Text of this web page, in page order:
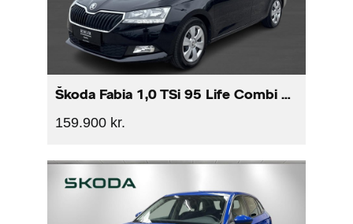
Škoda Fabia 1,0 TSi 95 Life Combi DSG
159.900 kr.